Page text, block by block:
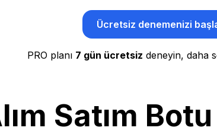
Ücretsiz denemenizi
PRO planı 7 gün ücretsiz deneyin, daha
Satım